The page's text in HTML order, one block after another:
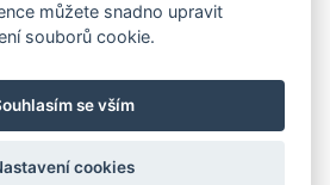
Vyzvednutí zboží
můžete snadno upravit
souborů cookie.
se vším
cookies